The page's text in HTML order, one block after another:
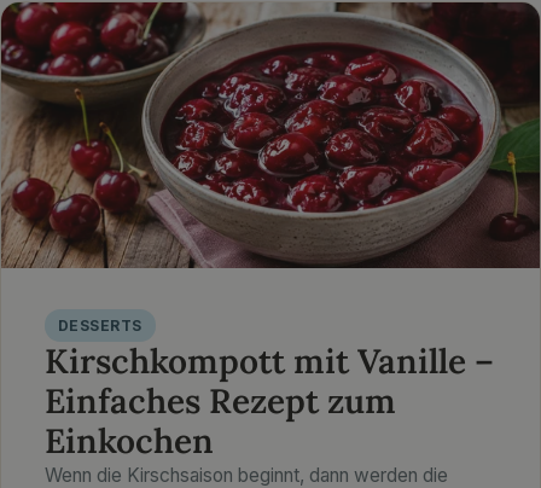
DESSERTS
Kirschkompott mit Vanille –
Einfaches Rezept zum
Einkochen
Wenn die Kirschsaison beginnt, dann werden die